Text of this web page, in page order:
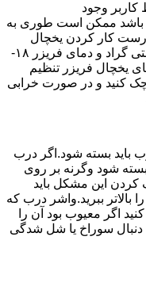
کاربر وجود
باشد ممکن است طوری به
کار کردن یخچال
دمای داخلی یخچال باید روی ۴ درجه سانتی گراد و دمای فریزر ۱۸-
یخچال فریزر تنظیم
چک کنید و در صورت خرابی
باید بسته شود.اگر درب
خودش بسته شود وگرنه بر روی
کردن این مشکل باید
بالاتر ببرید.واشر درب که
اگر معیوب بود آن را
دنبال سوراخ یا شل شدگی